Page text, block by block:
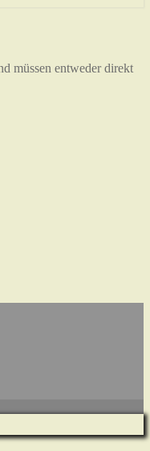
müssen entweder direkt